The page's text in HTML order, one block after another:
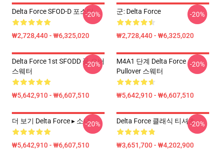
Delta Force SFOD-D 포스터
₩2,728,440 - ₩6,325,020
-20% 군: Delta Force
₩2,728,440 - ₩6,325,020
-20%
Delta Force 1st SFODD 풀 오버
스웨터
₩5,642,910 - ₩6,607,510
-20%
M4A1 단계 Delta Force
Pullover 스웨터
₩5,642,910 - ₩6,607,510
-20%
더 보기 Delta Force ▸ 소녀
₩5,642,910 - ₩6,607,510
-20% Delta Force 클래식 티셔츠
₩3,651,700 - ₩4,202,900
-20%